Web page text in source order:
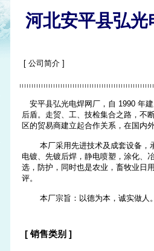
河北安平县弘光
[ 公司简介 ]
安平县弘光电焊网厂，自 1990 年
后盾。走贸、工、技检集合之路，不
区的贸易商建立起合作关系，在国内
本厂采用先进技术及成套设备，承
电镀、先镀后焊，静电喷塑，涂化、
选，防护，同时也是农业，畜牧业日
评。
本厂宗旨：以德为本，诚实做人
[ 销售类别 ]